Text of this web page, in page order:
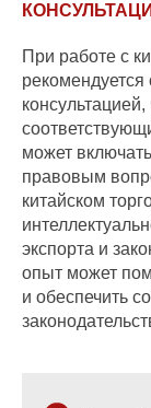
При работе с
рекомендуется
может
правовым
китайском
экспорта и
опыт может
и обеспечить